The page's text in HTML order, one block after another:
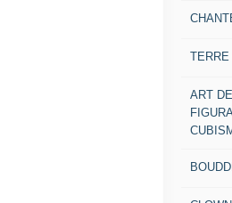
TERRE
ART